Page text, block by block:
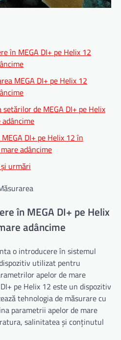
în MEGA DI+ pe Helix 12
MEGA DI+ pe Helix 12
de MEGA DI+ pe Helix
DI+ pe Helix 12 în
adâncime
urmări
în MEGA DI+ pe Helix
adâncime
o introducere în sistemul
utilizat pentru
apelor de mare
pe Helix 12 este un dispozitiv
tehnologia de măsurare cu
parametrii apelor de mare
salinitatea și conținutul